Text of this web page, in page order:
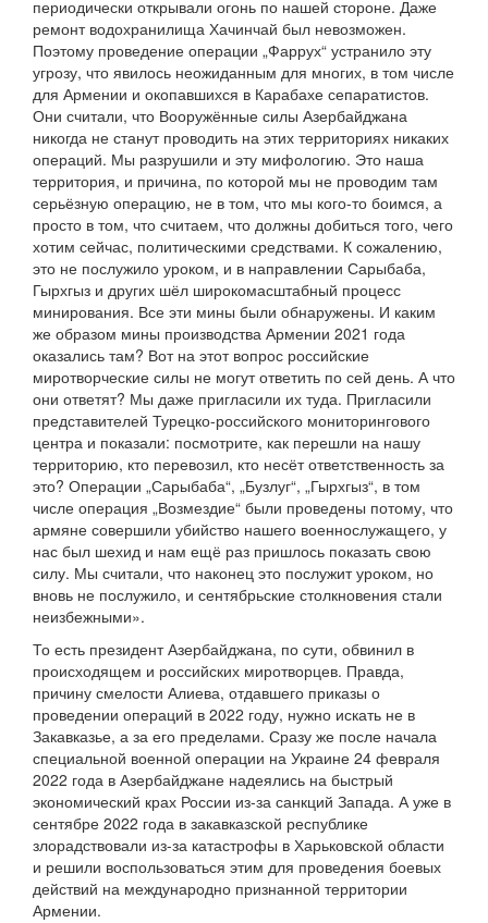
периодически открывали огонь по нашей стороне. Даже
ремонт водохранилища Хачинчай был невозможен.
Поэтому проведение операции „Фаррух“ устранило эту
угрозу, что явилось неожиданным для многих, в том числе
для Армении и окопавшихся в Карабахе сепаратистов.
Они считали, что Вооружённые силы Азербайджана
никогда не станут проводить на этих территориях никаких
операций. Мы разрушили и эту мифологию. Это наша
территория, и причина, по которой мы не проводим там
серьёзную операцию, не в том, что мы кого-то боимся, а
просто в том, что считаем, что должны добиться того, чего
хотим сейчас, политическими средствами. К сожалению,
это не послужило уроком, и в направлении Сарыбаба,
Гырхгыз и других шёл широкомасштабный процесс
минирования. Все эти мины были обнаружены. И каким
же образом мины производства Армении 2021 года
оказались там? Вот на этот вопрос российские
миротворческие силы не могут ответить по сей день. А что
они ответят? Мы даже пригласили их туда. Пригласили
представителей Турецко-российского мониторингового
центра и показали: посмотрите, как перешли на нашу
территорию, кто перевозил, кто несёт ответственность за
это? Операции „Сарыбаба“, „Бузлуг“, „Гырхгыз“, в том
числе операция „Возмездие“ были проведены потому, что
армяне совершили убийство нашего военнослужащего, у
нас был шехид и нам ещё раз пришлось показать свою
силу. Мы считали, что наконец это послужит уроком, но
вновь не послужило, и сентябрьские столкновения стали
неизбежными».
То есть президент Азербайджана, по сути, обвинил в
происходящем и российских миротворцев. Правда,
причину смелости Алиева, отдавшего приказы о
проведении операций в 2022 году, нужно искать не в
Закавказье, а за его пределами. Сразу же после начала
специальной военной операции на Украине 24 февраля
2022 года в Азербайджане надеялись на быстрый
экономический крах России из-за санкций Запада. А уже в
сентябре 2022 года в закавказской республике
злорадствовали из-за катастрофы в Харьковской области
и решили воспользоваться этим для проведения боевых
действий на международно признанной территории
Армении.